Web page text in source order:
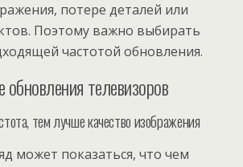
потере деталей или
Поэтому важно выбирать
частотой обновления.
телевизоров
тем лучше качество изображения
может показаться, что чем